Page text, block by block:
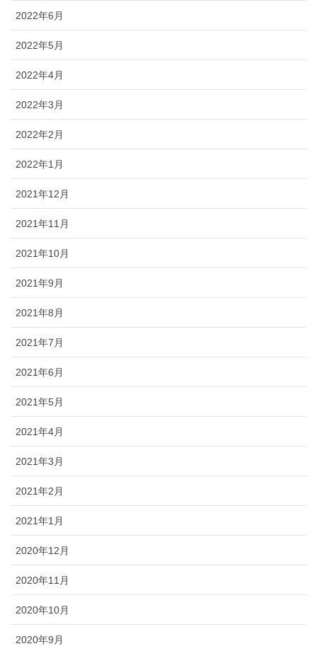
2022年6月
2022年5月
2022年4月
2022年3月
2022年2月
2022年1月
2021年12月
2021年11月
2021年10月
2021年9月
2021年8月
2021年7月
2021年6月
2021年5月
2021年4月
2021年3月
2021年2月
2021年1月
2020年12月
2020年11月
2020年10月
2020年9月